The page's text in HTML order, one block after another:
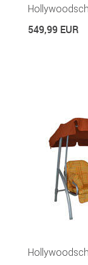
549,99 EUR